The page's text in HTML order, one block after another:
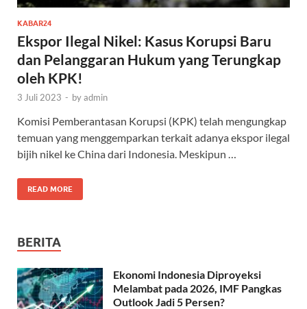
KABAR24
Ekspor Ilegal Nikel: Kasus Korupsi Baru
dan Pelanggaran Hukum yang Terungkap
oleh KPK!
3 Juli 2023 - byadmin
Komisi Pemberantasan Korupsi (KPK) telah mengungkap
temuan yang menggemparkan terkait adanya ekspor ilegal
bijih nikel ke China dari Indonesia. Meskipun …
READ MORE
BERITA
Ekonomi Indonesia Diproyeksi
Melambat pada 2026, IMF Pangkas
Outlook Jadi 5 Persen?